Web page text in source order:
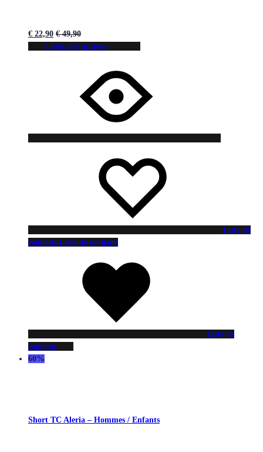
€ 22,90 €49,90
Choix des options
Liste de
souhaits Liste de souhaits
Liste de
souhaits
60%
Short TC Aleria – Hommes / Enfants